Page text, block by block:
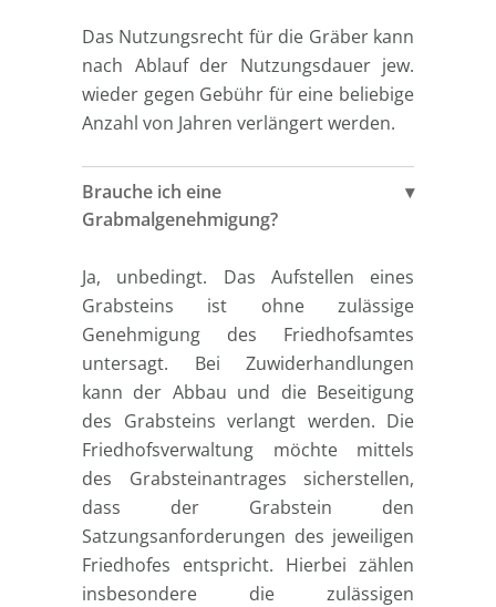
Das Nutzungsrecht für die Gräber kann
nach Ablauf der Nutzungsdauer jew.
wieder gegen Gebühr für eine beliebige
Anzahl von Jahren verlängert werden.
Brauche ich eine
Grabmalgenehmigung?
Ja, unbedingt. Das Aufstellen eines
Grabsteins ist ohne zulässige
Genehmigung des Friedhofsamtes
untersagt. Bei Zuwiderhandlungen
kann der Abbau und die Beseitigung
des Grabsteins verlangt werden. Die
Friedhofsverwaltung möchte mittels
des Grabsteinantrages sicherstellen,
dass der Grabstein den
Satzungsanforderungen des jeweiligen
Friedhofes entspricht. Hierbei zählen
insbesondere die zulässigen